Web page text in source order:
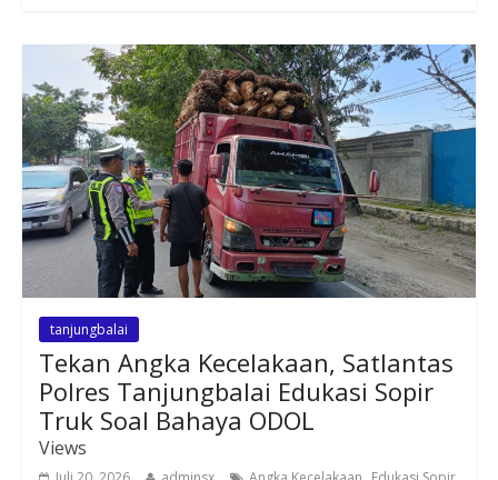
tanjungbalai
Tekan Angka Kecelakaan, Satlantas
Polres Tanjungbalai Edukasi Sopir
Truk Soal Bahaya ODOL
Views